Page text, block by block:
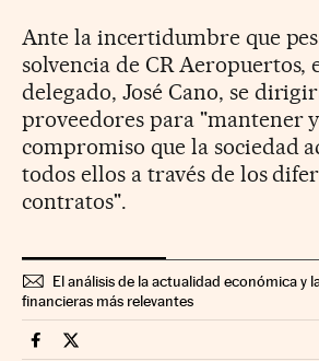
Ante la incertidumbre que
solvencia de CR Aeropuertos,
delegado, José Cano, se
proveedores para "mantener
compromiso que la sociedad
todos ellos a través de los
contratos".
El análisis de la actualidad económica y
financieras más relevantes
Companias Cinco Días en Facebook
Companias Cinco Días en Twitter